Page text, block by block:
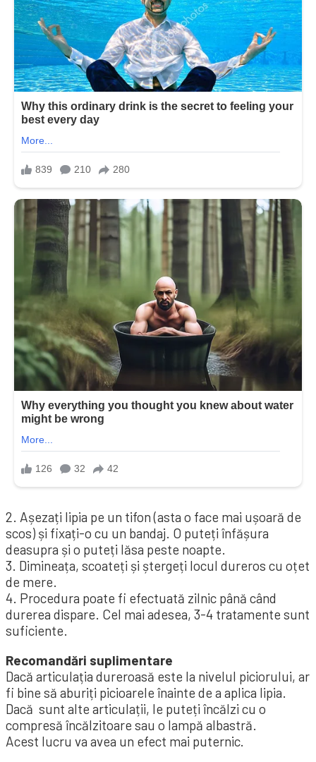
2. Așezați lipia pe un tifon (asta o face mai ușoară de
scos) și fixați-o cu un bandaj. O puteți înfășura
deasupra și o puteți lăsa peste noapte.
3. Dimineața, scoateți și ștergeți locul dureros cu oțet
de mere.
4. Procedura poate fi efectuată zilnic până când
durerea dispare. Cel mai adesea, 3-4 tratamente sunt
suficiente.
Recomandări suplimentare
Dacă articulația dureroasă este la nivelul piciorului, ar
fi bine să aburiți picioarele înainte de a aplica lipia.
Dacă sunt alte articulații, le puteți încălzi cu o
compresă încălzitoare sau o lampă albastră.
Acest lucru va avea un efect mai puternic.